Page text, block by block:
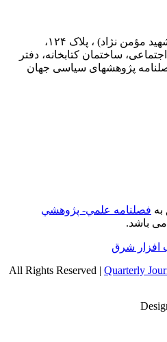
پاسداران، گلستان یکم (شهید مؤمن نژاد) ، پلاک ۱۲۴،
ساختمان کتابخانه، دفتر
پژوهشهای سیاسی جهان
فصلنامه علمي- پژوهشي
باشد.
شرق
Quarterly